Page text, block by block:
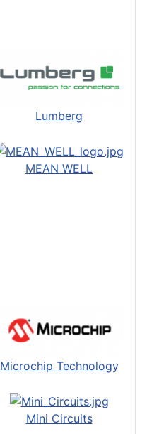
Lumberg
MEAN WELL
Microchip Technology
Mini Circuits